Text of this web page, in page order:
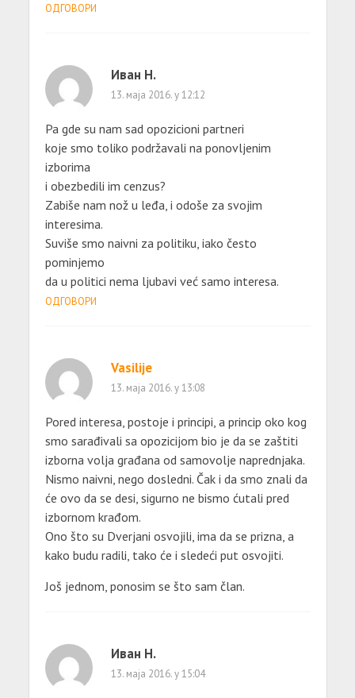
ОДГОВОРИ
Иван Н.
13. маја 2016. у 12:12
Pa gde su nam sad opozicioni partneri
koje smo toliko podržavali na ponovljenim
izborima
i obezbedili im cenzus?
Zabiše nam nož u leđa, i odoše za svojim
interesima.
Suviše smo naivni za politiku, iako često
pominjemo
da u politici nema ljubavi već samo interesa.
ОДГОВОРИ
Vasilije
13. маја 2016. у 13:08
Pored interesa, postoje i principi, a princip oko kog
smo sarađivali sa opozicijom bio je da se zaštiti
izborna volja građana od samovolje naprednjaka.
Nismo naivni, nego dosledni. Čak i da smo znali da
će ovo da se desi, sigurno ne bismo ćutali pred
izbornom krađom.
Ono što su Dverjani osvojili, ima da se prizna, a
kako budu radili, tako će i sledeći put osvojiti.
Još jednom, ponosim se što sam član.
Иван Н.
13. маја 2016. у 15:04